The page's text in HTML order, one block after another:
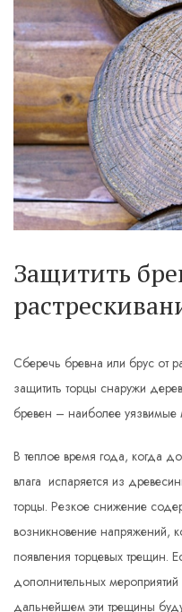
Защитить
Сберечь бревна или брус от
защитить торцы снаружи
бревен – наиболее уязвимые
В теплое время года, когда
влага испаряется из
торцы. Резкое снижение
возникновение напряжений,
появления торцевых трещин.
дополнительных
дальнейшем эти трещины